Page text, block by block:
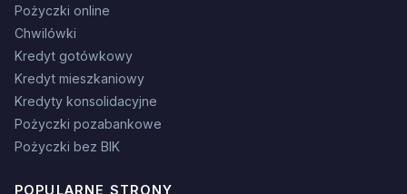
Pożyczki online
Chwilówki
Kredyt gotówkowy
Kredyt mieszkaniowy
Kredyty konsolidacyjne
Pożyczki pozabankowe
Pożyczki bez BIK
POPULARNE STRONY